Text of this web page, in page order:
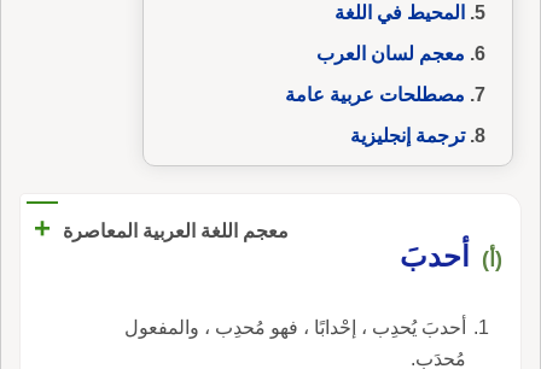
المحيط في اللغة
معجم لسان العرب
مصطلحات عربية عامة
ترجمة إنجليزية
معجم اللغة العربية المعاصرة +
(أ) أحدبَ
أحدبَ يُحدِب ، إحْدابًا ، فهو مُحدِب ، والمفعول
مُحدَب.